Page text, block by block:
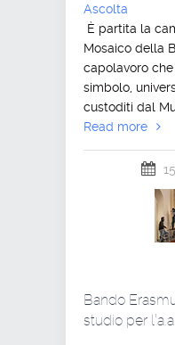
Ascolta
È partita la
Mosaico della
capolavoro
simbolo,
custoditi dal
Read more
Bando
studio per